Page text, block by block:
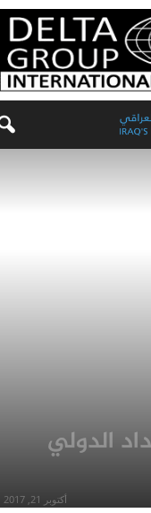
الدولي
أكتوبر 21, 2017